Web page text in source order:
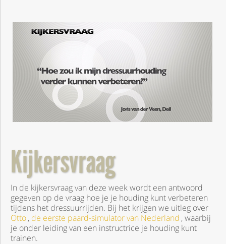
Kijkersvraag
In de kijkersvraag van deze week wordt een antwoord
gegeven op de vraag hoe je je houding kunt verbeteren
tijdens het dressuurrijden. Bij het krijgen we uitleg over
Otto, de eerste paard-simulator van Nederland , waarbij
je onder leiding van een instructrice je houding kunt
trainen.